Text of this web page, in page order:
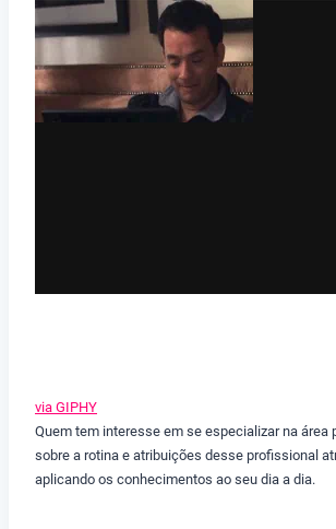
via GIPHY
Quem tem interesse em se especializar na área
sobre a rotina e atribuições desse profissional
aplicando os conhecimentos ao seu dia a dia.